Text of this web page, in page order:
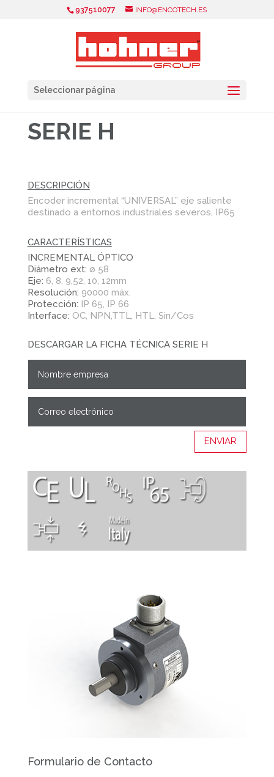
937510077 INFO@ENCOTECH.ES
Seleccionar página
SERIE H
DESCRIPCIÓN
Encoder incremental “UNIVERSAL” eje saliente
destinado a entornos industriales severos, IP65
CARACTERÍSTICAS
INCREMENTAL ÓPTICO
Diámetro ext: ø 58
Eje: 6, 8, 9,52, 10, 12mm
Resolución: 90000 máx.
Protección: IP 65, IP 66
Interface: OC, NPN,TTL, HTL, Sin/Cos
DESCARGAR LA FICHA TÉCNICA SERIE H
ENVIAR
Formulario de Contacto